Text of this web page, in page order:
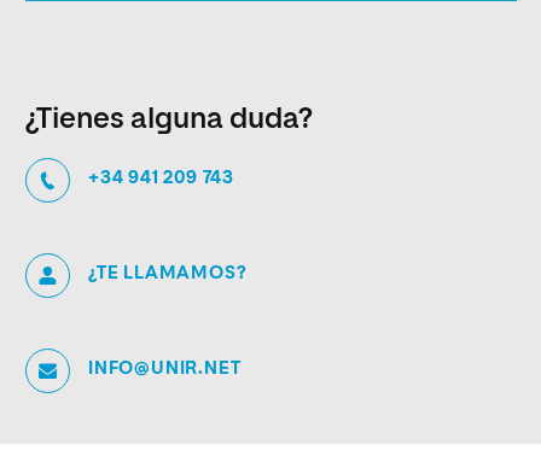
¿Tienes alguna duda?
+34 941 209 743
¿TE LLAMAMOS?
INFO@UNIR.NET